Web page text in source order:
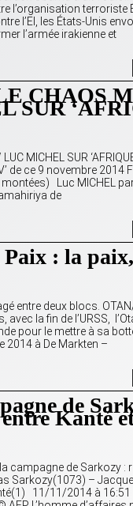
l’organisation terroriste
l’EI, les États-Unis
l’armée irakienne et
CHAOS
SUR
MICHEL SUR
de ce 9 novembre 2014
Luc MICHEL
de
Paix : la
entre deux blocs.
la fin de l’URSS,
pour le mettre à sa
2014 à De Markten –
de
Kanté
campagne de Sarkozy :
Sarkozy(1073) –
11/11/2014 à 16:51